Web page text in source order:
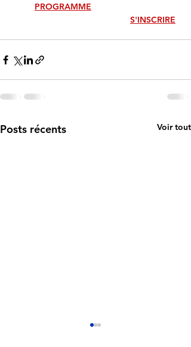
PROGRAMME
S'INSCRIRE
Posts récents Voir tout